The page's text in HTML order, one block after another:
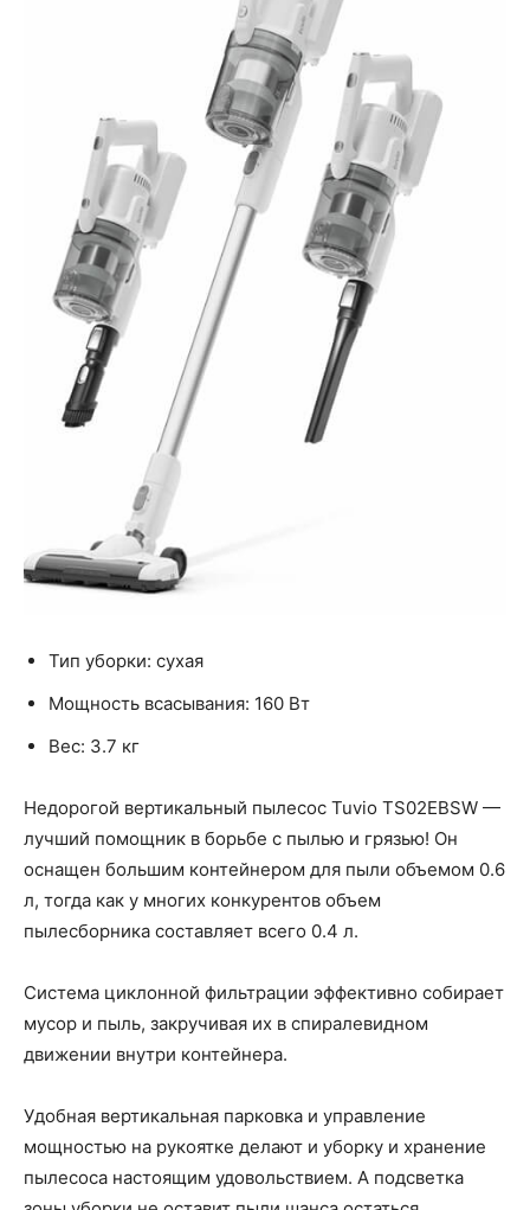
Тип уборки: сухая
Мощность всасывания: 160 Вт
Вес: 3.7 кг
Недорогой вертикальный пылесос Tuvio TS02EBSW —
лучший помощник в борьбе с пылью и грязью! Он
оснащен большим контейнером для пыли объемом 0.6
л, тогда как у многих конкурентов объем
пылесборника составляет всего 0.4 л.
Система циклонной фильтрации эффективно собирает
мусор и пыль, закручивая их в спиралевидном
движении внутри контейнера.
Удобная вертикальная парковка и управление
мощностью на рукоятке делают и уборку и хранение
пылесоса настоящим удовольствием. А подсветка